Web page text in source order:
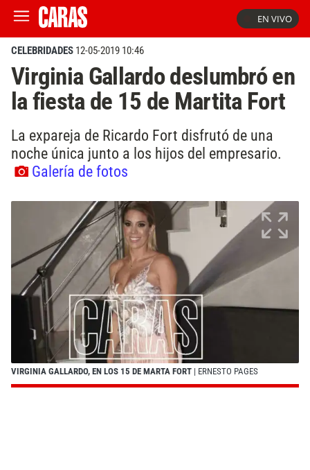
EN VIVO
CELEBRIDADES 12-05-2019 10:46
Virginia Gallardo deslumbró en
la fiesta de 15 de Martita Fort
La expareja de Ricardo Fort disfrutó de una
noche única junto a los hijos del empresario.
Galería de fotos
VIRGINIA GALLARDO, EN LOS 15 DE MARTA FORT | ERNESTO PAGES